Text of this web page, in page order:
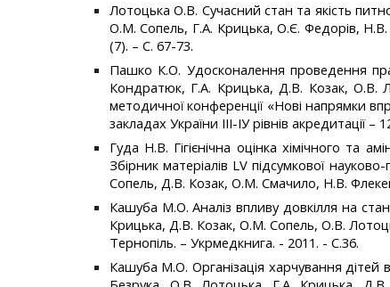
Лотоцька О.В. Сучасний стан та якість
О.М. Сопель, Г.А. Крицька, О.Є. Федорів,
(7). – С. 67-73.
Пашко К.О. Удосконалення проведення
Кондратюк, Г.А. Крицька, Д.В. Козак, О.В.
методичної конференції «Нові напрямки
закладах України ІІІ-ІУ рівнів
Гуда Н.В. Гігієнічна оцінка хімічного та
Збірник матеріалів LV підсумкової
Сопель, Д.В. Козак, О.М. Смачило, Н.В.
Кашуба М.О. Аналіз впливу довкілля на
Крицька, Д.В. Козак, О.М. Сопель, О.В.
Тернопіль. – Укрмедкнига. - 2011. - С.36.
Кашуба М.О. Організація харчування